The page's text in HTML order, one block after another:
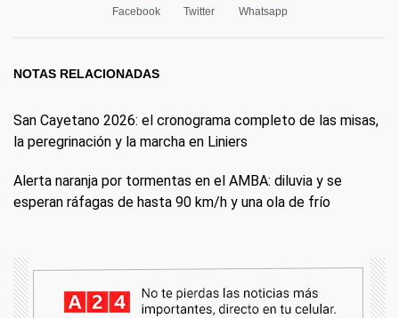
Facebook Twitter Whatsapp
NOTAS RELACIONADAS
San Cayetano 2026: el cronograma completo de las misas,
la peregrinación y la marcha en Liniers
Alerta naranja por tormentas en el AMBA: diluvia y se
esperan ráfagas de hasta 90 km/h y una ola de frío